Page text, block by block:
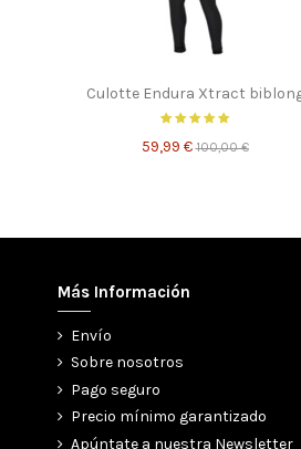
Culotte Endura Xtract
59,99 €100,00 €
Más Información
Envío
Sobre nosotros
Pago seguro
Precio mínimo garantizado
Apúntate a nuestra Newsletter